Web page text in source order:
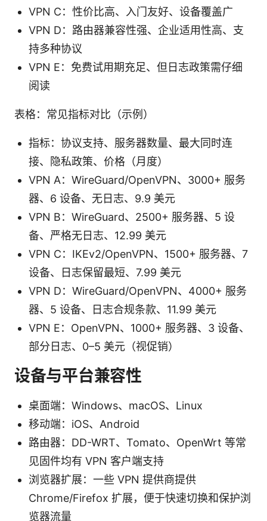
VPN C：性价比高、入门友好、设备覆盖广
VPN D：路由器兼容性强、企业适用性高、支
持多种协议
VPN E：免费试用期充足、但日志政策需仔细
阅读
表格：常见指标对比（示例）
指标：协议支持、服务器数量、最大同时连
接、隐私政策、价格（月度）
VPN A：WireGuard/OpenVPN、3000+ 服务
器、6 设备、无日志、9.9 美元
VPN B：WireGuard、2500+ 服务器、5 设
备、严格无日志、12.99 美元
VPN C：IKEv2/OpenVPN、1500+ 服务器、7
设备、日志保留最短、7.99 美元
VPN D：WireGuard/OpenVPN、4000+ 服务
器、5 设备、日志合规条款、11.99 美元
VPN E：OpenVPN、1000+ 服务器、3 设备、
部分日志、0–5 美元（视促销）
设备与平台兼容性
桌面端：Windows、macOS、Linux
移动端：iOS、Android
路由器：DD-WRT、Tomato、OpenWrt 等常
见固件均有 VPN 客户端支持
浏览器扩展：一些 VPN 提供商提供
Chrome/Firefox 扩展，便于快速切换和保护浏
览器流量